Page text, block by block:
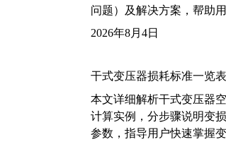
问题）及解决方案，帮助
2026年8月4日
干式变压器损耗标准一览
本文详细解析干式变压器
计算实例，分步骤说明变
参数，指导用户快速掌握